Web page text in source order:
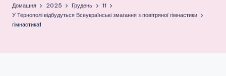
н
о
Домашня 2025 Грудень
11
У Тернополі відбудуться Всеукраїнські змагання з повітряної гімнастики
гімнастика1